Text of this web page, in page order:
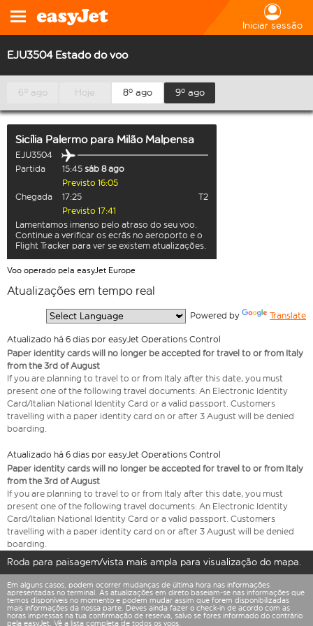
Iniciar sessão
EJU3504 Estado do voo
6º ago Hoje 8º ago 9º ago
Sicília Palermo para Milão Malpensa
EJU3504
Partida
15:45 sáb 8 ago
Previsto 16:05
Chegada
17:25
T2
Previsto 17:41
Lamentamos imenso pelo atraso do seu voo.
Continue a verificar os ecrãs no aeroporto e o
Flight Tracker para ver se existem atualizações.
Voo operado pela easyJet Europe
Atualizações em tempo real
Powered by Translate
Atualizado há 6 dias por easyJet Operations Control
Paper identity cards will no longer be accepted for travel to or from Italy
from the 3rd of August
If you are planning to travel to or from Italy after this date, you must
present one of the following travel documents: An Electronic Identity
Card/Italian National Identity Card or a valid passport. Customers
travelling with a paper identity card on or after 3 August will be denied
boarding.
Atualizado há 6 dias por easyJet Operations Control
Paper identity cards will no longer be accepted for travel to or from Italy
from the 3rd of August
If you are planning to travel to or from Italy after this date, you must
present one of the following travel documents: An Electronic Identity
Card/Italian National Identity Card or a valid passport. Customers
travelling with a paper identity card on or after 3 August will be denied
boarding.
Roda para paisagem/vista mais ampla para visualização do mapa.
Em alguns casos, podem ocorrer mudanças de última hora nas informações
apresentadas no terminal. As atualizações em direto baseiam-se nas informações que
temos disponíveis no momento e podem mudar assim que forem disponibilizadas
mais informações da nossa parte. Deves ainda fazer o check-in de acordo com as
horas impressas na tua confirmação de reserva, salvo se fores informado do contrário
pela easyJet. Vê a lista completa de todos os voos.